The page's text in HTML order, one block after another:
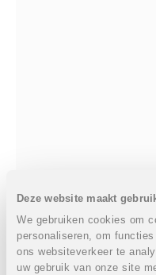
Deze website maakt
We gebruiken cookies om
personaliseren, om
ons websiteverkeer te
uw gebruik van onze site
MATÉRIA
€ 3556